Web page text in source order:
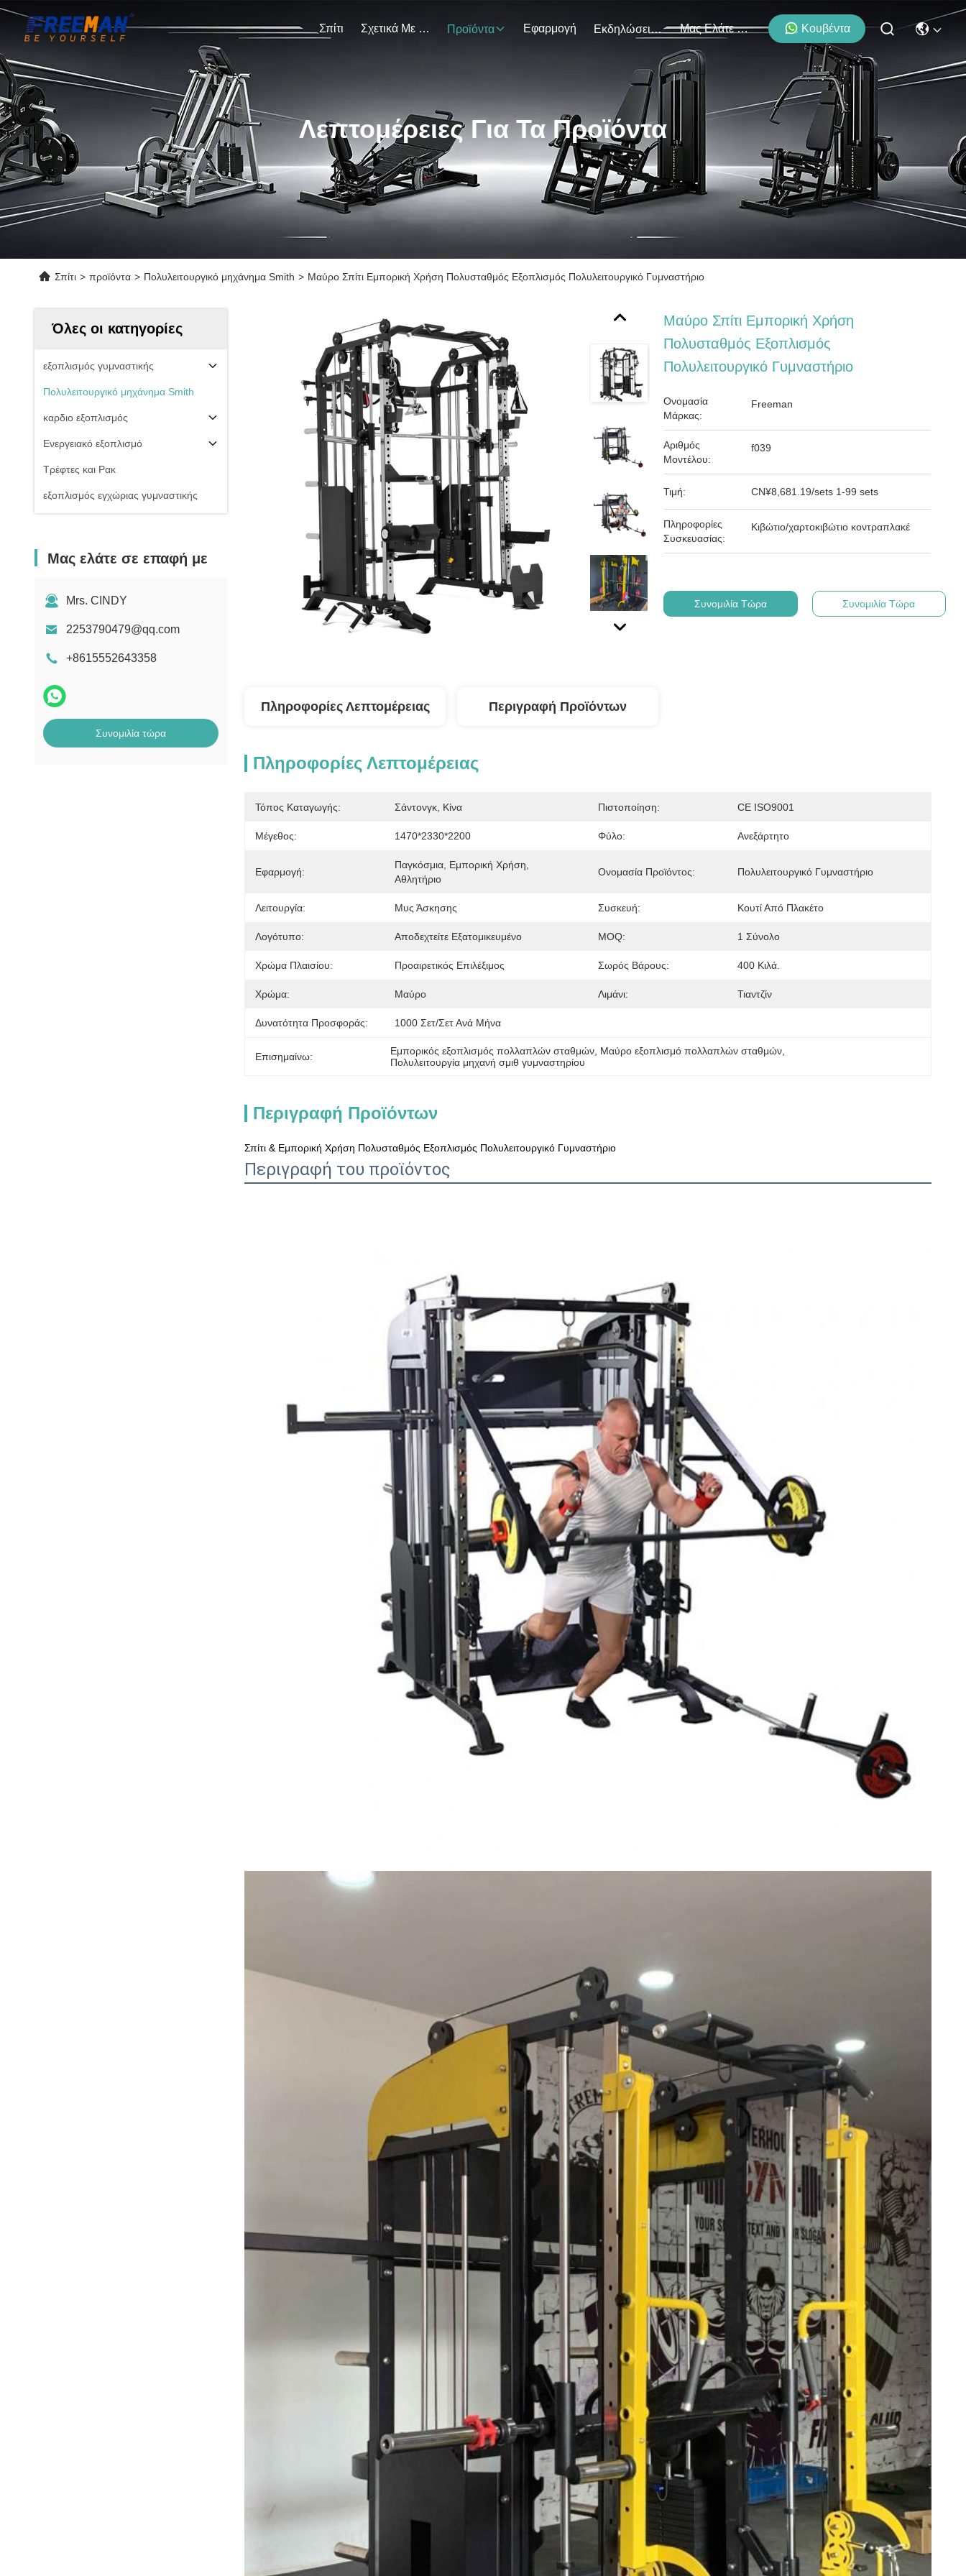
Σπίτι Σχετικά Με Εμάς Προϊόντα Εφαρμογή Εκδηλώσεις Μας Ελάτε Σε Επαφή Με Κουβέντα
Λεπτομέρειες Για Τα Προϊόντα
Σπίτι > προϊόντα > Πολυλειτουργικό μηχάνημα Smith > Μαύρο Σπίτι Εμπορική Χρήση Πολυσταθμός Εξοπλισμός Πολυλειτουργικό Γυμναστήριο
Όλες οι κατηγορίες
εξοπλισμός γυμναστικής
Πολυλειτουργικό μηχάνημα Smith
καρδιο εξοπλισμός
Ενεργειακό εξοπλισμό
Τρέφτες και Ρακ
εξοπλισμός εγχώριας γυμναστικής
Μας ελάτε σε επαφή με
Mrs. CINDY
2253790479@qq.com
+8615552643358
Συνομιλία τώρα
Μαύρο Σπίτι Εμπορική Χρήση
Πολυσταθμός Εξοπλισμός
Πολυλειτουργικό Γυμναστήριο
Ονομασία
Μάρκας:
Freeman
Αριθμός
Μοντέλου:
f039
Τιμή: CN¥8,681.19/sets 1-99 sets
Πληροφορίες
Συσκευασίας:
Κιβώτιο/χαρτοκιβώτιο κοντραπλακέ
Συνομιλία Τώρα Συνομιλία Τώρα
Πληροφορίες Λεπτομέρειας Περιγραφή Προϊόντων
Πληροφορίες Λεπτομέρειας
Τόπος Καταγωγής: Σάντονγκ, Κίνα Πιστοποίηση: CE ISO9001
Μέγεθος: 1470*2330*2200 Φύλο: Ανεξάρτητο
Εφαρμογή:
Παγκόσμια, Εμπορική Χρήση,
Αθλητήριο
Ονομασία Προϊόντος: Πολυλειτουργικό Γυμναστήριο
Λειτουργία: Μυς Άσκησης Συσκευή: Κουτί Από Πλακέτο
Λογότυπο: Αποδεχτείτε Εξατομικευμένο MOQ: 1 Σύνολο
Χρώμα Πλαισίου: Προαιρετικός Επιλέξιμος Σωρός Βάρους: 400 Κιλά.
Χρώμα: Μαύρο Λιμάνι: Τιαντζίν
Δυνατότητα Προσφοράς: 1000 Σετ/σετ Ανά Μήνα
Επισημαίνω: Εμπορικός εξοπλισμός πολλαπλών σταθμών Μαύρο εξοπλισμό πολλαπλών σταθμών
Πολυλειτουργία μηχανή σμιθ γυμναστηρίου
Περιγραφή Προϊόντων
Σπίτι & Εμπορική Χρήση Πολυσταθμός Εξοπλισμός Πολυλειτουργικό Γυμναστήριο
Περιγραφή του προϊόντος